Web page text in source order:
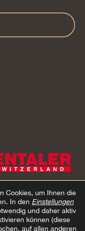
|AGB Onlineshop |Cookie –
Cookies, um Ihnen die
In den Einstellungen
und daher aktiv
können (diese
auf allen anderen